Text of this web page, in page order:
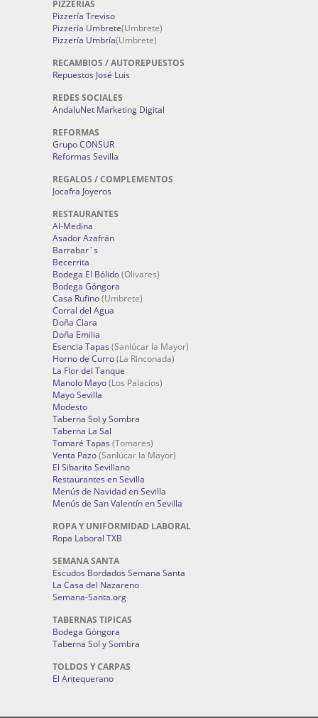
PIZZERÍAS
Pizzería Treviso
Pizzería Umbrete(Umbrete)
Pizzería Umbría(Umbrete)
RECAMBIOS / AUTOREPUESTOS
Repuestos José Luis
REDES SOCIALES
AndaluNet Marketing Digital
REFORMAS
Grupo CONSUR
Reformas Sevilla
REGALOS / COMPLEMENTOS
Jocafra Joyeros
RESTAURANTES
Al-Medina
Asador Azafrán
Barrabar´s
Becerrita
Bodega El Bólido(Olivares)
Bodega Góngora
Casa Rufino(Umbrete)
Corral del Agua
Doña Clara
Doña Emilia
Esencia Tapas (Sanlúcar la Mayor)
Horno de Curro(La Rinconada)
La Flor del Tanque
Manolo Mayo(Los Palacios)
Mayo Sevilla
Modesto
Taberna Sol y Sombra
Taberna La Sal
Tomaré Tapas (Tomares)
Venta Pazo(Sanlúcar la Mayor)
El Sibarita Sevillano
Restaurantes en Sevilla
Menús de Navidad en Sevilla
Menús de San Valentín en Sevilla
ROPA Y UNIFORMIDAD LABORAL
Ropa Laboral TXB
SEMANA SANTA
Escudos Bordados Semana Santa
La Casa del Nazareno
Semana-Santa.org
TABERNAS TIPICAS
Bodega Góngora
Taberna Sol y Sombra
TOLDOS Y CARPAS
El Antequerano